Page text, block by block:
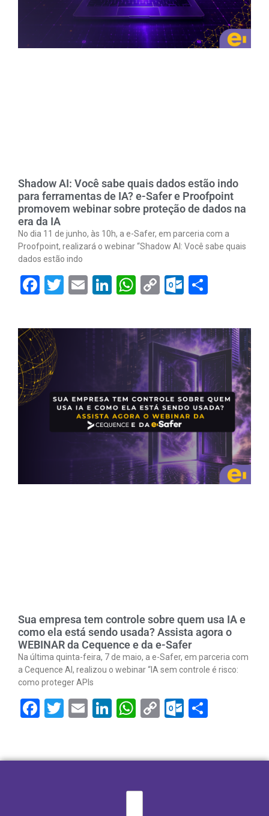
Shadow AI: Você sabe quais dados estão indo
para ferramentas de IA? e-Safer e Proofpoint
promovem webinar sobre proteção de dados na
era da IA
No dia 11 de junho, às 10h, a e-Safer, em parceria com a
Proofpoint, realizará o webinar “Shadow AI: Você sabe quais
dados estão indo
Facebook
Twitter
EmailLinkedIn
WhatsApp
Copy
Sua empresa tem controle sobre quem usa IA e
como ela está sendo usada? Assista agora o
WEBINAR da Cequence e da e-Safer
Na última quinta-feira, 7 de maio, a e-Safer, em parceria com
a Cequence AI, realizou o webinar “IA sem controle é risco:
como proteger APIs
Facebook
Twitter
EmailLinkedIn
WhatsApp
Copy